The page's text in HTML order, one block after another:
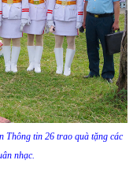
Thông tin 26 trao quà tặng các
nhạc.